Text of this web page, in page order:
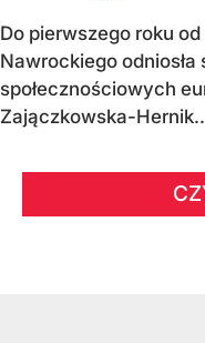
Do pierwszego roku
Nawrockiego odniosła
społecznościowych
Zajączkowska-